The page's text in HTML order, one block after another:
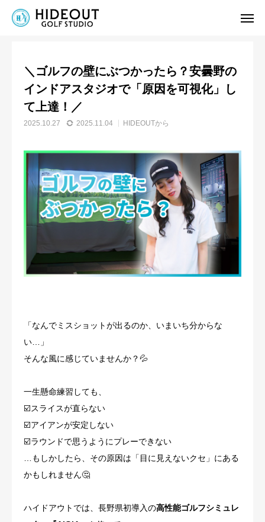
お知らせ HIDEOUTから ＼ゴルフの壁にぶつかったら？安曇野のインドアスタジオで「原因を可視化」して上達！／
＼ゴルフの壁にぶつかったら？安曇野の
インドアスタジオで「原因を可視化」し
て上達！／
2025.10.27 2025.11.04 HIDEOUTから
「なんでミスショットが出るのか、いまいち分からな
い…」
そんな風に感じていませんか？💦
一生懸命練習しても、
☑️スライスが直らない
☑️アイアンが安定しない
☑️ラウンドで思うようにプレーできない
…もしかしたら、その原因は「目に見えないクセ」にある
かもしれません🤔
ハイドアウトでは、長野県初導入の高性能ゴルフシミュレ
ビジター 予約
アクセス
HIDEOUTについて
お知らせ
体験について
スコア100切りしたい方へ